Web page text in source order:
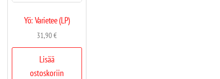
Yö: Varietee (LP)
31,90€
Lisää
ostoskoriin